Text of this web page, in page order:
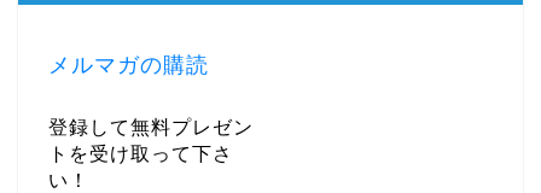
メルマガの購読
登録して無料プレゼン
トを受け取って下さ
い！